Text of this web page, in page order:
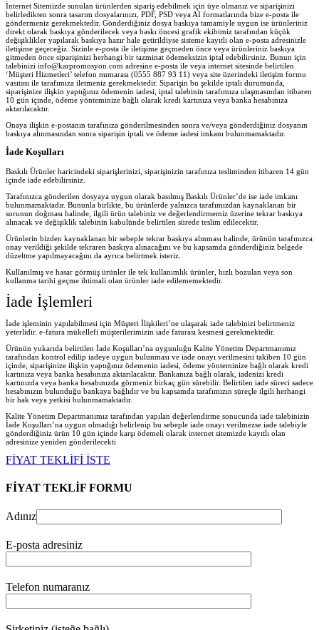
İnternet Sitemizde sunulan ürünlerden sipariş edebilmek için üye olmanız ve siparişinizi
belirledikten sonra tasarım dosyalarınızı, PDF, PSD veya AI formatlarında bize e-posta ile
göndermeniz gerekmektedir. Gönderdiğiniz dosya baskıya tamamiyle uygun ise ürünleriniz
direkt olarak baskıya gönderilecek veya baskı öncesi grafik ekibimiz tarafından küçük
değişiklikler yapılarak baskıya hazır hale getirildiyse sisteme kayıtlı olan e-posta adresinizle
iletişime geçeceğiz. Sizinle e-posta ile iletişime geçmeden önce veya ürünleriniz baskıya
gitmeden önce siparişinizi herhangi bir tazminat ödemeksizin iptal edebilirsiniz. Bunun için
talebinizi info@karpromosyon.com adresine e-posta ile veya internet sitesinde belirtilen
‘Müşteri Hizmetleri’ telefon numarası (0555 887 93 11) veya site üzerindeki iletişim formu
vasıtası ile tarafımıza iletmeniz gerekmektedir. Siparişin bu şekilde iptali durumunda,
siparişinize ilişkin yaptığınız ödemenin iadesi, iptal talebinin tarafımıza ulaşmasından itibaren
10 gün içinde, ödeme yönteminize bağlı olarak kredi kartınıza veya banka hesabınıza
aktarılacaktır.
Onaya ilişkin e-postanın tarafınıza gönderilmesinden sonra ve/veya gönderdiğiniz dosyanın
baskıya alınmasından sonra siparişin iptali ve ödeme iadesi imkanı bulunmamaktadır.
İade Koşulları
Baskılı Ürünler haricindeki siparişlerinizi, siparişinizin tarafınıza tesliminden itibaren 14 gün
içinde iade edebilirsiniz.
Tarafınızca gönderilen dosyaya uygun olarak basılmış Baskılı Ürünler’de ise iade imkanı
bulunmamaktadır. Bununla birlikte, bu ürünlerde yalnızca tarafımızdan kaynaklanan bir
sorunun doğması halinde, ilgili ürün talebiniz ve değerlendirmemiz üzerine tekrar baskıya
alınacak ve değişiklik talebinin kabulünde belirtilen sürede teslim edilecektir.
Ürünlerin bizden kaynaklanan bir sebeple tekrar baskıya alınması halinde, ürünün tarafınızca
onay verildiği şekilde tekraren baskıya alınacağını ve bu kapsamda gönderdiğiniz belgede
düzeltme yapılmayacağını da ayrıca belirtmek isteriz.
Kullanılmış ve hasar görmüş ürünler ile tek kullanımlık ürünler, hızlı bozulan veya son
kullanma tarihi geçme ihtimali olan ürünler iade edilememektedir.
İade İşlemleri
İade işleminin yapılabilmesi için Müşteri İlişkileri’ne ulaşarak iade talebinizi belirtmeniz
yeterlidir. e-fatura mükellefi müşterilerimizin iade faturası kesmesi gerekmektedir.
Ürünün yukarıda belirtilen İade Koşulları’na uygunluğu Kalite Yönetim Departmanımız
tarafından kontrol edilip iadeye uygun bulunması ve iade onayı verilmesini takiben 10 gün
içinde, siparişinize ilişkin yaptığınız ödemenin iadesi, ödeme yönteminize bağlı olarak kredi
kartınıza veya banka hesabınıza aktarılacaktır. Bankanıza bağlı olarak, iadenizi kredi
kartınızda veya banka hesabınızda görmeniz birkaç gün sürebilir. Belirtilen iade süreci sadece
hesabınızın bulunduğu bankaya bağlıdır ve bu kapsamda tarafımızın süreçle ilgili herhangi
bir hak veya yetkisi bulunmamaktadır.
Kalite Yönetim Departmanımız tarafından yapılan değerlendirme sonucunda iade talebinizin
İade Koşulları’na uygun olmadığı belirlenip bu sebeple iade onayı verilmezse iade talebiyle
gönderdiğiniz ürün 10 gün içinde karşı ödemeli olarak internet sitemizde kayıtlı olan
adresinize yeniden gönderilecekti
FİYAT TEKLİFİ İSTE
FİYAT TEKLİF FORMU
Adınız
E-posta adresiniz
Telefon numaranız